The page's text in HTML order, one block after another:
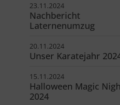
23.11.2024
Nachbericht
Laternenumzug
20.11.2024
Unser Karatejahr
15.11.2024
Halloween Magic
2024